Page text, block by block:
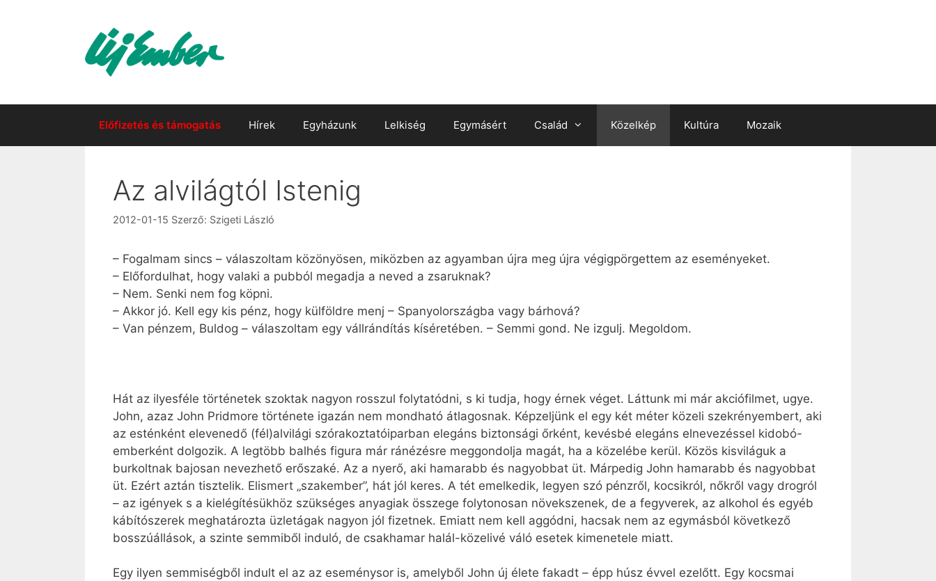
Előfizetés és támogatás Hírek Egyházunk Lelkiség Egymásért Család Közelkép Kultúra Mozaik
Az alvilágtól Istenig
2012-01-15 Szerző: Szigeti László
– Fogalmam sincs – válaszoltam közönyösen, miközben az agyamban újra meg újra végigpörgettem az eseményeket.
– Előfordulhat, hogy valaki a pubból megadja a neved a zsaruknak?
– Nem. Senki nem fog köpni.
– Akkor jó. Kell egy kis pénz, hogy külföldre menj – Spanyolországba vagy bárhová?
– Van pénzem, Buldog – válaszoltam egy vállrándítás kíséretében. – Semmi gond. Ne izgulj. Megoldom.
Hát az ilyesféle történetek szoktak nagyon rosszul folytatódni, s ki tudja, hogy érnek véget. Láttunk mi már akciófilmet, ugye.
John, azaz John Pridmore története igazán nem mondható átlagosnak. Képzeljünk el egy két méter közeli szekrényembert, aki
az esténként elevenedő (fél)alvilági szórakoztatóiparban elegáns biztonsági őrként, kevésbé elegáns elnevezéssel kidobó-
emberként dolgozik. A legtöbb balhés figura már ránézésre meggondolja magát, ha a közelébe kerül. Közös kisviláguk a
burkoltnak bajosan nevezhető erőszaké. Az a nyerő, aki hamarabb és nagyobbat üt. Márpedig John hamarabb és nagyobbat
üt. Ezért aztán tisztelik. Elismert „szakember”, hát jól keres. A tét emelkedik, legyen szó pénzről, kocsikról, nőkről vagy drogról
– az igények s a kielégítésükhöz szükséges anyagiak összege folytonosan növekszenek, de a fegyverek, az alkohol és egyéb
kábítószerek meghatározta üzletágak nagyon jól fizetnek. Emiatt nem kell aggódni, hacsak nem az egymásból következő
bosszúállások, a szinte semmiből induló, de csakhamar halál-közelivé váló esetek kimenetele miatt.
Egy ilyen semmiségből indult el az az eseménysor is, amelyből John új élete fakadt – épp húsz évvel ezelőtt. Egy kocsmai